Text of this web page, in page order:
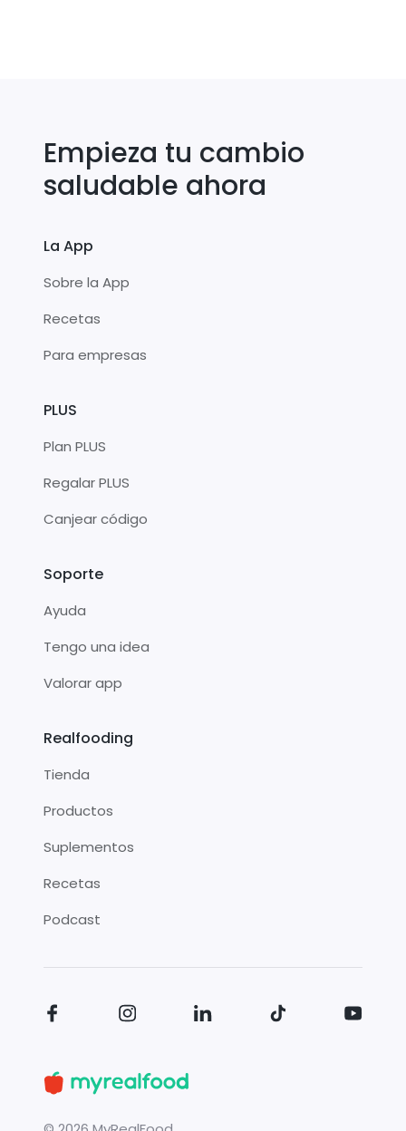
Empieza tu cambio
saludable ahora
La App
Sobre la App
Recetas
Para empresas
PLUS
Plan PLUS
Regalar PLUS
Canjear código
Soporte
Ayuda
Tengo una idea
Valorar app
Realfooding
Tienda
Productos
Suplementos
Recetas
Podcast